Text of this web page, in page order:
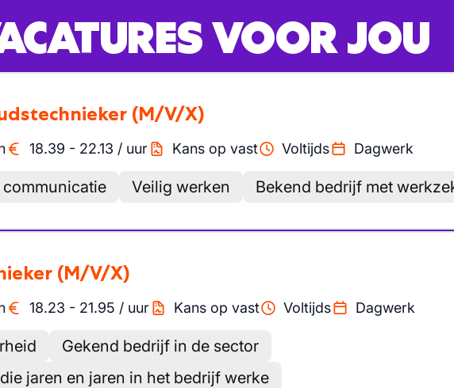
VOOR JOU
(M/V/X)
18.39 - 22.13 / uur Kans op vast Voltijds Dagwerk
Veilig werken Bekend bedrijf met
(M/V/X)
18.23 - 21.95 / uur Kans op vast Voltijds Dagwerk
Gekend bedrijf in de sector
jaren en jaren in het bedrijf werke